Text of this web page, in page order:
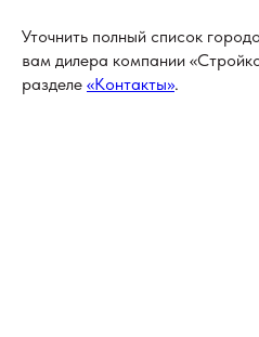
Уточнить полный список
вам дилера компании
разделе «Контакты».